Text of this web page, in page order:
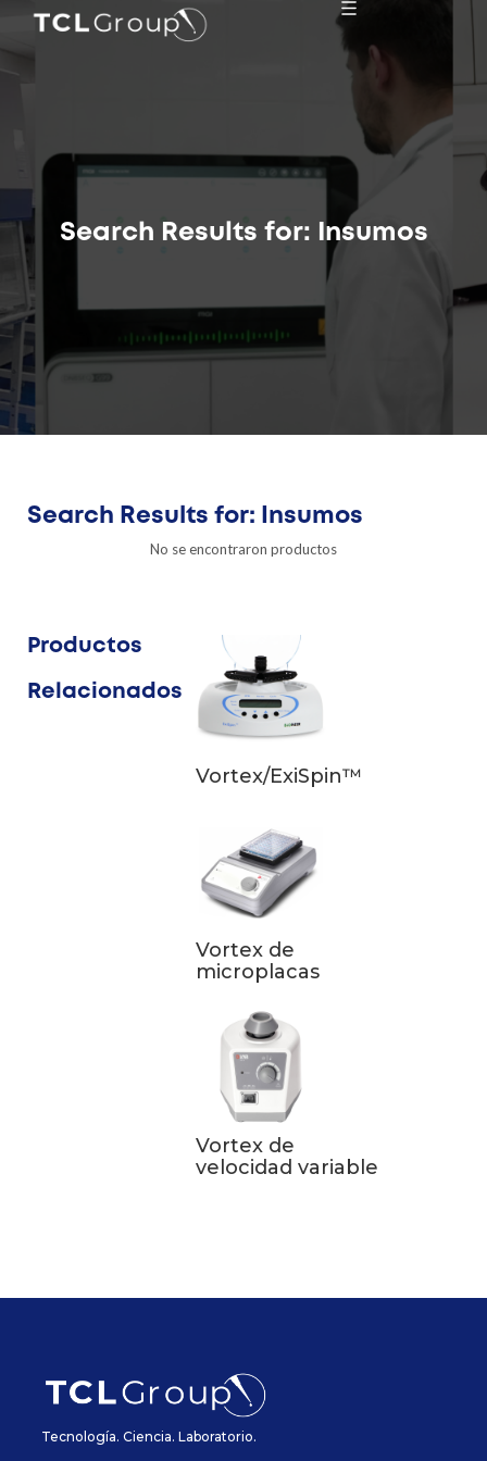
Search Results for: Insumos
Search Results for: Insumos
No se encontraron productos
Productos
Relacionados
Vortex/ExiSpin™
Vortex de
microplacas
Vortex de
velocidad variable
Tecnología. Ciencia. Laboratorio.